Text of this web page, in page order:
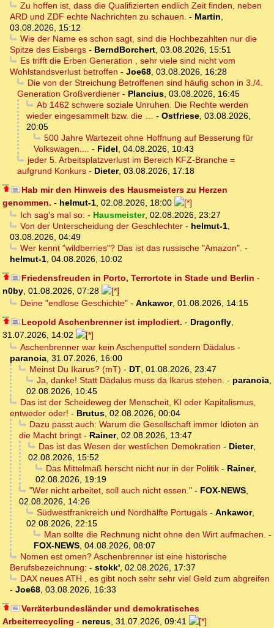
Zu hoffen ist, dass die Qualifizierten endlich Zeit finden, neben
ARD und ZDF echte Nachrichten zu schauen. - Martin,
03.08.2026, 15:12
Wie der Name es schon sagt, sind die Hochbezahlten nur die
Spitze des Eisbergs - BerndBorchert, 03.08.2026, 15:51
Es trifft die Erben Generation , sehr viele sind nicht vom
Wohlstandsverlust betroffen - Joe68, 03.08.2026, 16:28
Die von der Streichung Betroffenen sind häufig schon in 3./4.
Generation Großverdiener - Plancius, 03.08.2026, 16:45
Ab 1462 schwere soziale Unruhen. Die Rechte werden
wieder eingesammelt bzw. die … - Ostfriese, 03.08.2026,
20:05
500 Jahre Wartezeit ohne Hoffnung auf Besserung für
Volkswagen.... - Fidel, 04.08.2026, 10:43
jeder 5. Arbeitsplatzverlust im Bereich KFZ-Branche =
aufgrund Konkurs - Dieter, 03.08.2026, 17:18
Hab mir den Hinweis des Hausmeisters zu Herzen
genommen. - helmut-1, 02.08.2026, 18:00
Ich sag's mal so: - Hausmeister, 02.08.2026, 23:27
Von der Unterscheidung der Geschlechter- helmut-1,
03.08.2026, 04:49
Wer kennt "wildberries"? Das ist das russische "Amazon". -
helmut-1, 04.08.2026, 10:02
Friedensfreuden in Porto, Terrortote in Stade und Berlin -
n0by, 01.08.2026, 07:28
Deine "endlose Geschichte"- Ankawor, 01.08.2026, 14:15
Leopold Aschenbrenner ist implodiert. - Dragonfly,
31.07.2026, 14:02
Aschenbrenner war kein Aschenputtel sondern Dädalus-
paranoia, 31.07.2026, 16:00
Meinst Du Ikarus? (mT) - DT, 01.08.2026, 23:47
Ja, danke! Statt Dädalus muss da Ikarus stehen. - paranoia,
02.08.2026, 10:45
Das ist der Scheideweg der Menscheit, KI oder Kapitalismus,
entweder oder! - Brutus, 02.08.2026, 00:04
Dazu passt auch: Warum die Gesellschaft immer Idioten an
die Macht bringt - Rainer, 02.08.2026, 13:47
Das ist das Wesen der westlichen Demokratien - Dieter,
02.08.2026, 15:52
Das Mittelmaß herscht nicht nur in der Politik- Rainer,
02.08.2026, 19:19
"Wer nicht arbeitet, soll auch nicht essen."- FOX-NEWS,
02.08.2026, 14:26
Südwestfrankreich und Nordhälfte Portugals- Ankawor,
02.08.2026, 22:15
Man sollte die Rechnung nicht ohne den Wirt aufmachen. -
FOX-NEWS, 04.08.2026, 08:07
Nomen est omen? Aschenbrenner ist eine historische
Berufsbezeichnung: - stokk', 02.08.2026, 17:37
DAX neues ATH , es gibt noch sehr sehr viel Geld zum abgreifen
- Joe68, 03.08.2026, 16:33
Verräterbundesländer und demokratisches
Arbeiterrecycling - nereus, 31.07.2026, 09:41